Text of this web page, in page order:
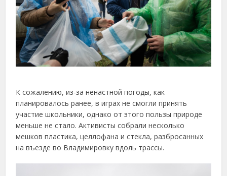
К сожалению, из-за ненастной погоды, как
планировалось ранее, в играх не смогли принять
участие школьники, однако от этого пользы природе
меньше не стало. Активисты собрали несколько
мешков пластика, целлофана и стекла, разбросанных
на въезде во Владимировку вдоль трассы.